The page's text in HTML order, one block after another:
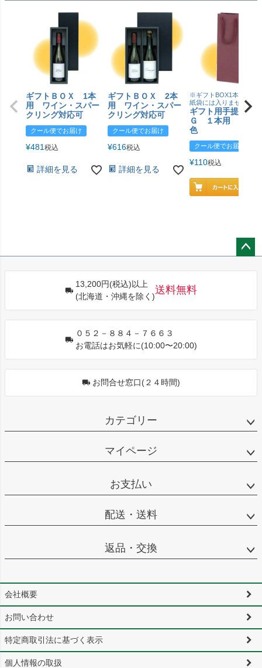
ギフトＢＯＸ 1本
用 ワイン・スパー
クリング対応可
クール便でお届け
¥481 税込
詳細を見る
ギフトＢＯＸ 2本
用 ワイン・スパー
クリング対応可
クール便でお届け
¥616税込
詳細を見る
※ギフトBOX1本用はこ
紙袋には入りません
ギフト用手提げＢ
Ｇ １本用 エン
色
クール便でお届け
¥110税込
13,200円(税込)以上
(北海道・沖縄を除く)
送料無料
０５２－８８４－７６６３
お電話はお気軽に(10:00〜20:00)
お問合せ窓口(２４時間)
カテゴリー
マイページ
お支払い
配送・送料
返品・交換
会社概要
お問い合わせ
特定商取引法に基づく表示
個人情報の取扱